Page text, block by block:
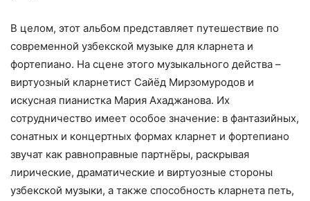
В целом, этот альбом представляет путешествие по
современной узбекской музыке для кларнета и
фортепиано. На сцене этого музыкального действа –
виртуозный кларнетист Сайёд Мирзомуродов и
искусная пианистка Мария Ахаджанова. Их
сотрудничество имеет особое значение: в фантазийных,
сонатных и концертных формах кларнет и фортепиано
звучат как равноправные партнёры, раскрывая
лирические, драматические и виртуозные стороны
узбекской музыки, а также способность кларнета петь,